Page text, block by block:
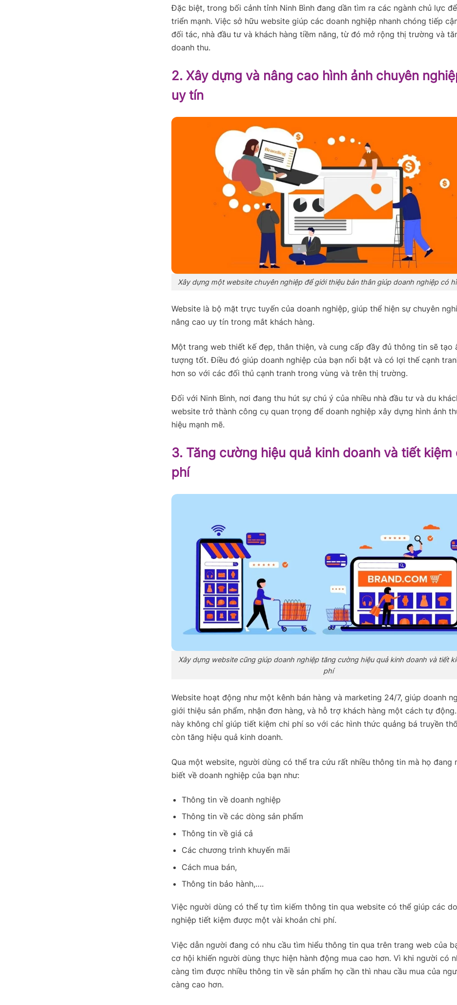
Đặc biệt, trong bối cảnh tỉnh Ninh Bình đang dần tìm ra các ngành chủ lực
triển mạnh. Việc sở hữu website giúp các doanh nghiệp nhanh chóng tiếp
đối tác, nhà đầu tư và khách hàng tiềm năng, từ đó mở rộng thị trường và
doanh thu.
2. Xây dựng và nâng cao hình ảnh chuyên
uy tín
Xây dựng một website chuyên nghiệp để giới thiệu bản thân giúp doanh nghiệp có
Website là bộ mặt trực tuyến của doanh nghiệp, giúp thể hiện sự chuyên
nâng cao uy tín trong mắt khách hàng.
Một trang web thiết kế đẹp, thân thiện, và cung cấp đầy đủ thông tin sẽ tạo
tượng tốt. Điều đó giúp doanh nghiệp của bạn nổi bật và có lợi thế cạnh
hơn so với các đối thủ cạnh tranh trong vùng và trên thị trường.
Đối với Ninh Bình, nơi đang thu hút sự chú ý của nhiều nhà đầu tư và du
website trở thành công cụ quan trọng để doanh nghiệp xây dựng hình ảnh
hiệu mạnh mẽ.
3. Tăng cường hiệu quả kinh doanh và tiết kiệm
phí
Xây dựng website cũng giúp doanh nghiệp tăng cường hiệu quả kinh doanh và tiết
phí
Website hoạt động như một kênh bán hàng và marketing 24/7, giúp doanh
giới thiệu sản phẩm, nhận đơn hàng, và hỗ trợ khách hàng một cách tự
này không chỉ giúp tiết kiệm chi phí so với các hình thức quảng bá truyền
còn tăng hiệu quả kinh doanh.
Qua một website, người dùng có thể tra cứu rất nhiều thông tin mà họ đang
biết về doanh nghiệp của bạn như:
Thông tin về doanh nghiệp
Thông tin về các dòng sản phẩm
Thông tin về giá cả
Các chương trình khuyến mãi
Cách mua bán,
Thông tin bảo hành,….
Việc người dùng có thể tự tìm kiếm thông tin qua website có thể giúp các
nghiệp tiết kiệm được một vài khoản chi phí.
Việc dẫn người đang có nhu cầu tìm hiểu thông tin qua trên trang web của
cơ hội khiến người dùng thực hiện hành động mua cao hơn. Vì khi người có
càng tìm được nhiều thông tin về sản phẩm họ cần thì nhau cầu mua của
càng cao hơn.